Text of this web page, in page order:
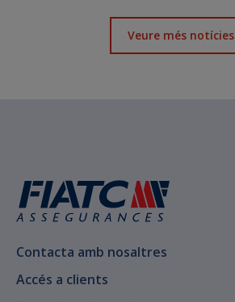
Veure més notícies
Contacta amb nosaltres
Accés a clients